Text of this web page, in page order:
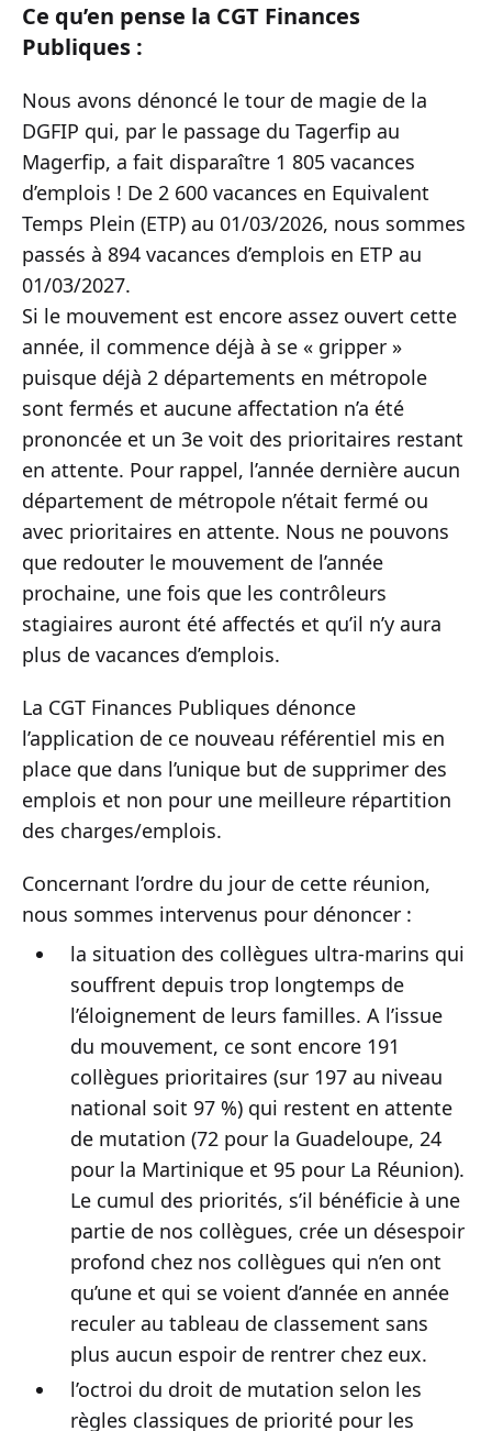
Ce qu’en pense la CGT Finances
Publiques :
Nous avons dénoncé le tour de magie de la
DGFIP qui, par le passage du Tagerfip au
Magerfip, a fait disparaître 1 805 vacances
d’emplois ! De 2 600 vacances en Equivalent
Temps Plein (ETP) au 01/03/2026, nous sommes
passés à 894 vacances d’emplois en ETP au
01/03/2027.
Si le mouvement est encore assez ouvert cette
année, il commence déjà à se « gripper »
puisque déjà 2 départements en métropole
sont fermés et aucune affectation n’a été
prononcée et un 3e voit des prioritaires restant
en attente. Pour rappel, l’année dernière aucun
département de métropole n’était fermé ou
avec prioritaires en attente. Nous ne pouvons
que redouter le mouvement de l’année
prochaine, une fois que les contrôleurs
stagiaires auront été affectés et qu’il n’y aura
plus de vacances d’emplois.
La CGT Finances Publiques dénonce
l’application de ce nouveau référentiel mis en
place que dans l’unique but de supprimer des
emplois et non pour une meilleure répartition
des charges/emplois.
Concernant l’ordre du jour de cette réunion,
nous sommes intervenus pour dénoncer :
la situation des collègues ultra-marins qui
souffrent depuis trop longtemps de
l’éloignement de leurs familles. A l’issue
du mouvement, ce sont encore 191
collègues prioritaires (sur 197 au niveau
national soit 97 %) qui restent en attente
de mutation (72 pour la Guadeloupe, 24
pour la Martinique et 95 pour La Réunion).
Le cumul des priorités, s’il bénéficie à une
partie de nos collègues, crée un désespoir
profond chez nos collègues qui n’en ont
qu’une et qui se voient d’année en année
reculer au tableau de classement sans
plus aucun espoir de rentrer chez eux.
l’octroi du droit de mutation selon les
règles classiques de priorité pour les